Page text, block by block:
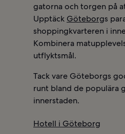
gatorna och torgen på
Upptäck Göteborgs
shoppingkvarteren i
Kombinera
utflyktsmål.
Tack vare Göteborgs
runt bland de populära
innerstaden.
Hotell i Göteborg